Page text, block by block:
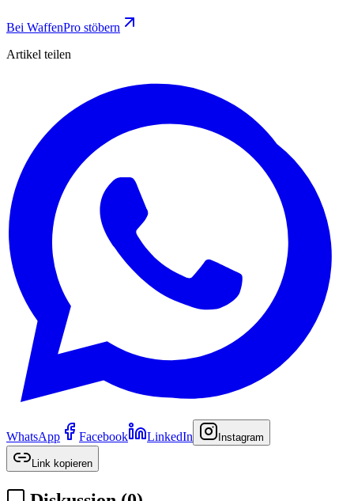
Bei WaffenPro stöbern
Artikel teilen
WhatsApp Facebook LinkedIn Instagram
Link kopieren